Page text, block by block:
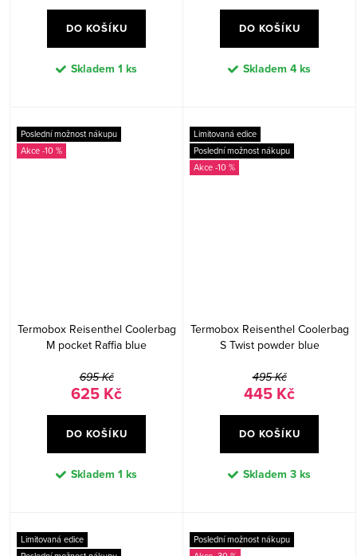
DO KOŠÍKU
Skladem 1 ks
DO KOŠÍKU
Skladem 4 ks
Poslední možnost nákupu
-10 %
Termobox Reisenthel Coolerbag
M pocket Raffia blue
695 Kč
625 Kč
DO KOŠÍKU
Skladem 1 ks
Limitovaná edice
Poslední možnost nákupu
-10 %
Termobox Reisenthel Coolerbag
S Twist powder blue
495 Kč
445 Kč
DO KOŠÍKU
Skladem 3 ks
Limitovaná edice
Poslední možnost nákupu